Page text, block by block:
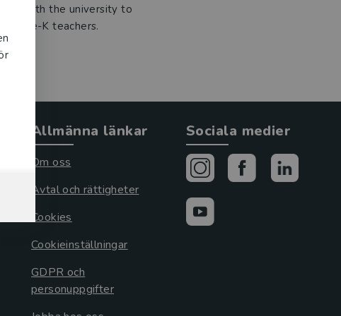
with the university to
pre-K teachers.
Allmänna länkar
Om oss
Avtal och rättigheter
Cookies
Cookieinställningar
GDPR och
personuppgifter
Sociala medier